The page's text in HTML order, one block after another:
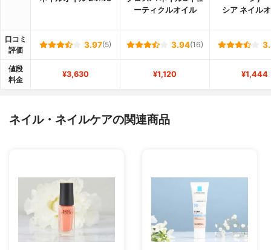
ーティクルオイル
シア ネイル
口コミ
評価
3.97(5) 3.94(16)
値段
料金
¥3,630 ¥1,120 ¥1,444
ネイル・ネイルケアの関連商品